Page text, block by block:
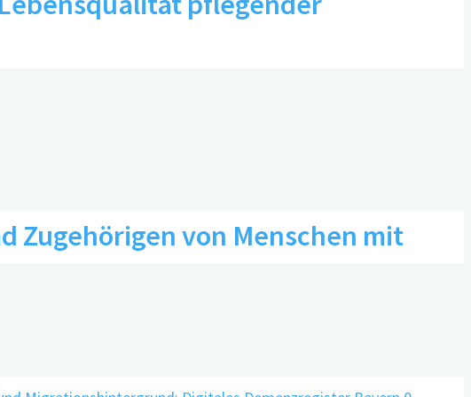
Zugehörigen von Menschen mit
Bayern